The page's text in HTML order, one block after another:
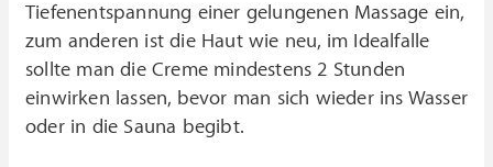
Tiefenentspannung einer gelungenen Massage ein,
zum anderen ist die Haut wie neu, im Idealfalle
sollte man die Creme mindestens 2 Stunden
einwirken lassen, bevor man sich wieder ins Wasser
oder in die Sauna begibt.